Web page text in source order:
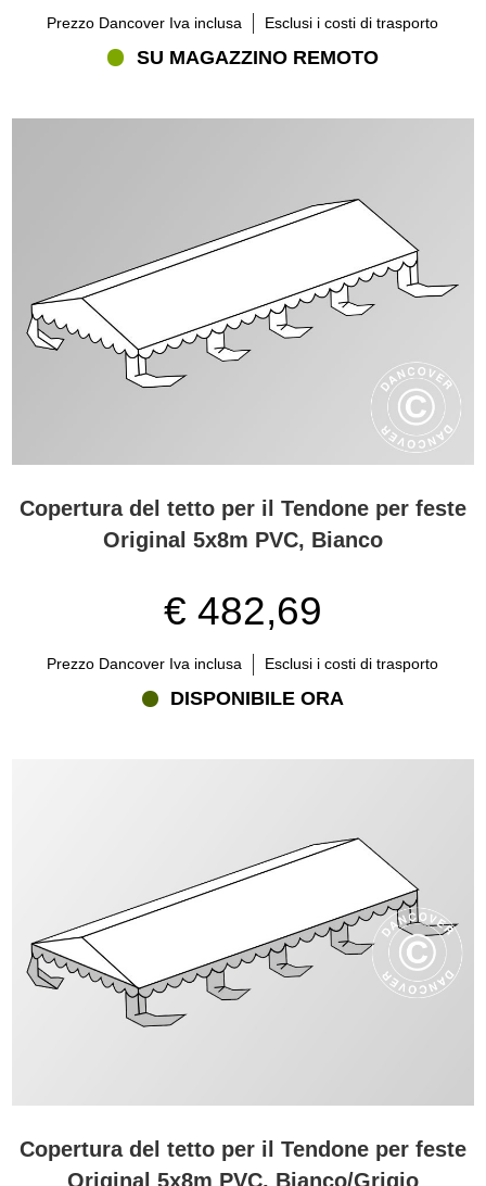
Prezzo Dancover Iva inclusa Esclusi i costi di trasporto
SU MAGAZZINO REMOTO
Copertura del tetto per il Tendone per feste
Original 5x8m PVC, Bianco
€ 482,69
Prezzo Dancover Iva inclusa Esclusi i costi di trasporto
DISPONIBILE ORA
Copertura del tetto per il Tendone per feste
Original 5x8m PVC, Bianco/Grigio